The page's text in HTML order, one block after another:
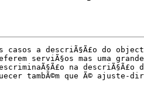
casos a descriÃ§Ã£o do
serviÃ§os mas uma
na
tambÃ©m que Ã© ajuste-